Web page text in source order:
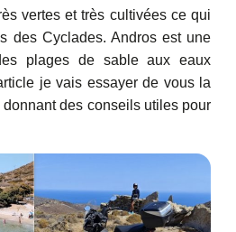
vertes et très cultivées ce qui
des Cyclades. Andros est une
plages de sable aux eaux
je vais essayer de vous la
des conseils utiles pour